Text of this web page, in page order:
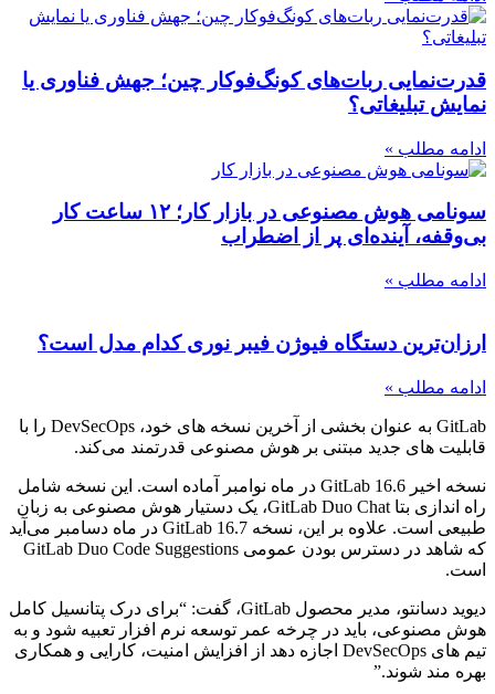
قدرت‌نمایی ربات‌های کونگ‌فوکار چین؛ جهش فناوری یا
نمایش تبلیغاتی؟
ادامه مطلب »
سونامی هوش مصنوعی در بازار کار؛ ۱۲ ساعت کار
بی‌وقفه، آینده‌ای پر از اضطراب
ادامه مطلب »
ارزان‌ترین دستگاه فیوژن فیبر نوری کدام مدل است؟
ادامه مطلب »
GitLab به عنوان بخشی از آخرین نسخه های خود، DevSecOps را با
قابلیت های جدید مبتنی بر هوش مصنوعی قدرتمند می‌کند.
نسخه اخیر GitLab 16.6 در ماه نوامبر آماده است. این نسخه شامل
راه اندازی بتا GitLab Duo Chat، یک دستیار هوش مصنوعی به زبان
طبیعی است. علاوه بر این، نسخه GitLab 16.7 در ماه دسامبر می‌‌‌آید
که شاهد در دسترس بودن عمومی GitLab Duo Code Suggestions
است.
دیوید دسانتو، مدیر محصول GitLab، گفت: “برای درک پتانسیل کامل
هوش مصنوعی، باید در چرخه عمر توسعه نرم افزار تعبیه شود و به
تیم های DevSecOps اجازه دهد از افزایش امنیت، کارایی و همکاری
بهره مند شوند.”